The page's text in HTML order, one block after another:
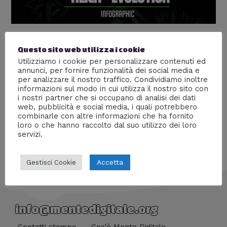
Alien: Gli stadi di uno xenomorfo
Lascia un commento /Cinema/ DiWilliam J
Negli anni abbiamo visto l’alieno più cattivo di sempre
prendere varie forme, facciamo il punto della
situazione.
info@mentedigitale.org
Questo sito web utilizza i cookie
Utilizziamo i cookie per personalizzare contenuti ed
annunci, per fornire funzionalità dei social media e
per analizzare il nostro traffico. Condividiamo inoltre
informazioni sul modo in cui utilizza il nostro sito con
i nostri partner che si occupano di analisi dei dati
web, pubblicità e social media, i quali potrebbero
combinarle con altre informazioni che ha fornito
loro o che hanno raccolto dal suo utilizzo dei loro
servizi.
Gestisci Cookie Accetta